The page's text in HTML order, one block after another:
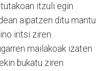
itzuli egin
aipatzen ditu mantu
iritsi ziren.
mailakoak izaten
bukatu ziren